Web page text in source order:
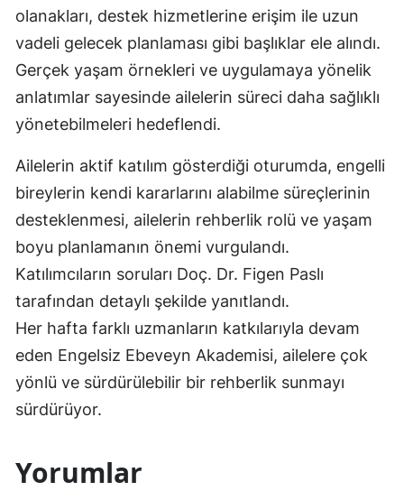
olanakları, destek hizmetlerine erişim ile uzun
vadeli gelecek planlaması gibi başlıklar ele alındı.
Gerçek yaşam örnekleri ve uygulamaya yönelik
anlatımlar sayesinde ailelerin süreci daha sağlıklı
yönetebilmeleri hedeflendi.
Ailelerin aktif katılım gösterdiği oturumda, engelli
bireylerin kendi kararlarını alabilme süreçlerinin
desteklenmesi, ailelerin rehberlik rolü ve yaşam
boyu planlamanın önemi vurgulandı.
Katılımcıların soruları Doç. Dr. Figen Paslı
tarafından detaylı şekilde yanıtlandı.
Her hafta farklı uzmanların katkılarıyla devam
eden Engelsiz Ebeveyn Akademisi, ailelere çok
yönlü ve sürdürülebilir bir rehberlik sunmayı
sürdürüyor.
Yorumlar